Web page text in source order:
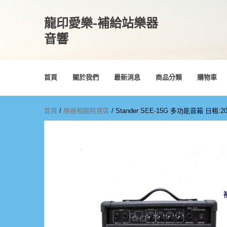
龍印愛樂-補給站樂器
音響
首頁 關於我們 最新消息 商品分類 購物車
首頁 / 樂器相關租賃區 / Stander SEE-15G 多功能音箱 日租